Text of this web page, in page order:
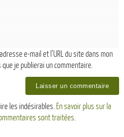
e-mail et l’URL du site dans mon
je publierai un commentaire.
les indésirables. En savoir plus sur la
sont traitées.